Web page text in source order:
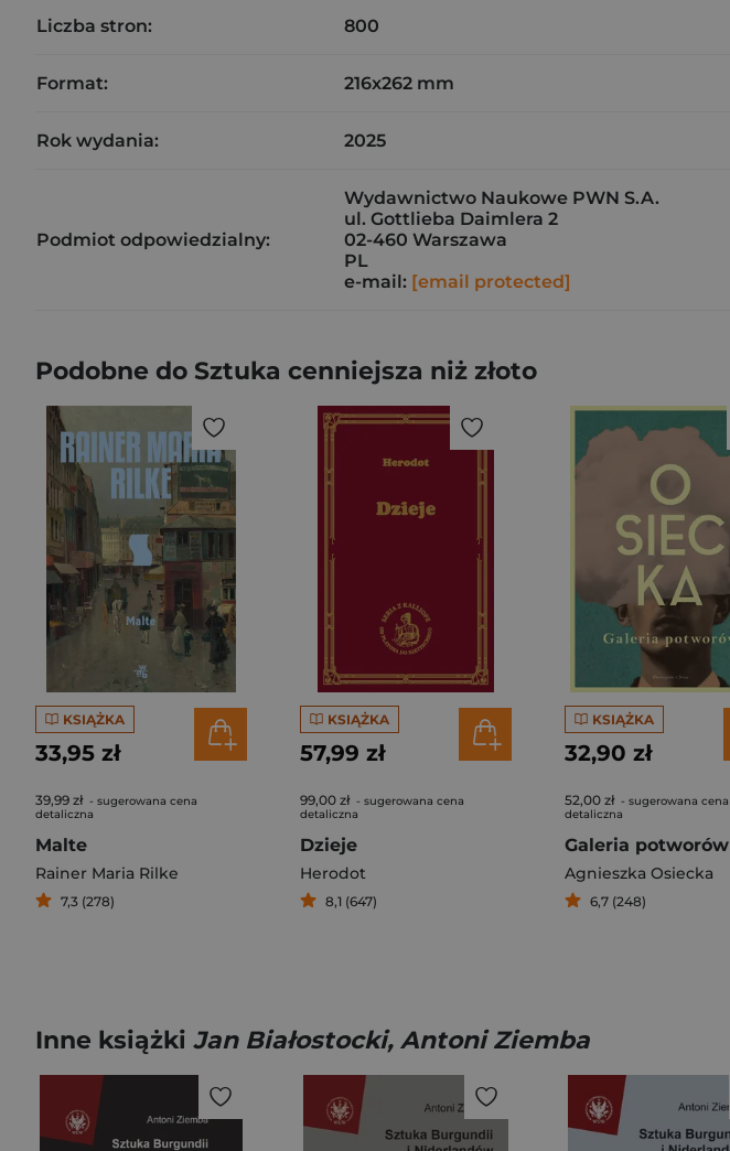
Liczba stron: 800
Format: 216x262 mm
Rok wydania: 2025
Podmiot odpowiedzialny:
Wydawnictwo Naukowe PWN S.A.
ul. Gottlieba Daimlera 2
02-460 Warszawa
PL
e-mail: [email protected]
Podobne do Sztuka cenniejsza niż złoto
KSIĄŻKA
33,95 zł
39,99 zł - sugerowana cena
detaliczna
Malte
Rainer Maria Rilke
7,3 (278)
KSIĄŻKA
57,99 zł
99,00 zł - sugerowana cena
detaliczna
Dzieje
Herodot
8,1 (647)
KSIĄŻKA
32,90 zł
52,00 zł - sugerowana cena
detaliczna
Galeria potworów
Agnieszka Osiecka
6,7 (248)
Inne książki Jan Białostocki, Antoni Ziemba